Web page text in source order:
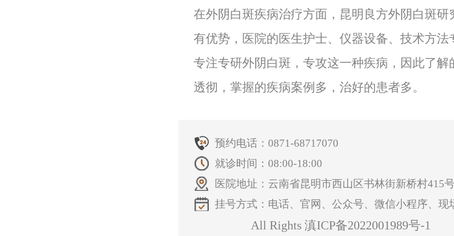
在外阴白斑疾病治疗方面，昆明良方外阴白斑研
有优势，医院的医生护士、仪器设备、技术方法
专注专研外阴白斑，专攻这一种疾病，因此了解
透彻，掌握的疾病案例多，治好的患者多。
预约电话： 0871-68717070
就诊时间：08:00-18:00
医院地址：云南省昆明市西山区书林街新桥村415号
挂号方式：电话、官网、公众号、微信小程序、现
All Rights 滇ICP备2022001989号-1